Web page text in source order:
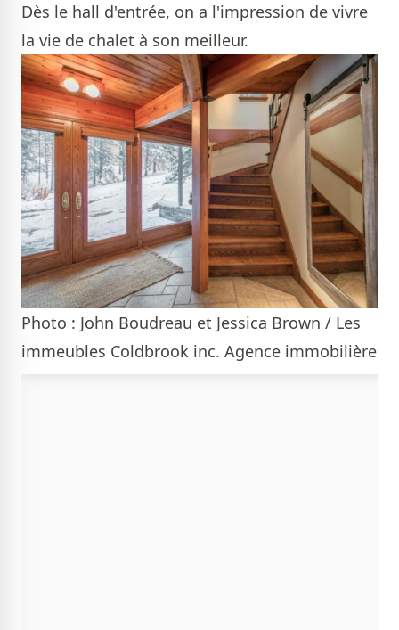
Dès le hall d'entrée, on a l'impression de vivre
la vie de chalet à son meilleur.
Photo : John Boudreau et Jessica Brown / Les
immeubles Coldbrook inc. Agence immobilière